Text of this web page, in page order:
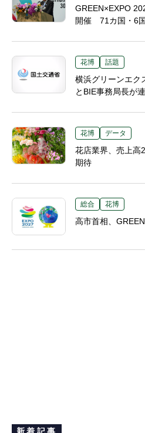
GREEN×EXPO
開催 71カ国・6
花博 話題
横浜グリーンエ
とBIE事務局長が
花博 データ
花店業界、売上高
期待
総合 花博
高市首相、
新着記事